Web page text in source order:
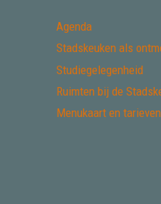
Agenda
Stadskeuken als
Studiegelegenheid
Ruimten bij de
Menukaart en tarieven